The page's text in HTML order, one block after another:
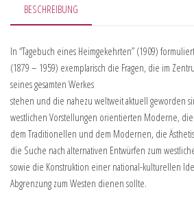
BESCHREIBUNG
In “Tagebuch eines Heimgekehrten” (1909)
(1879 – 1959) exemplarisch die Fragen, die im
seines gesamten Werkes
stehen und die nahezu weltweit aktuell geworden
westlichen Vorstellungen orientierten Moderne, die
dem Traditionellen und dem Modernen, die
die Suche nach alternativen Entwürfen zum
sowie die Konstruktion einer national-kulturellen
Abgrenzung zum Westen dienen sollte.